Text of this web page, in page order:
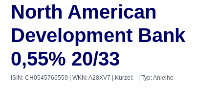
North American
Development Bank
0,55% 20/33
ISIN: CH0545766559 | WKN: A28XV7 | Kürzel: - | Typ: Anleihe